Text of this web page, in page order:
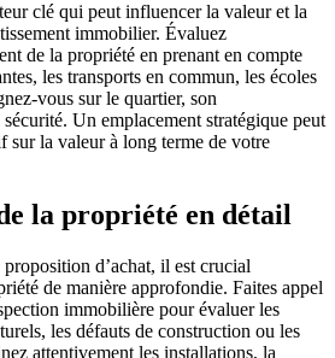
clé qui peut influencer la valeur et la
immobilier. Évaluez
de la propriété en prenant en compte
les transports en commun, les écoles
vous sur le quartier, son
Un emplacement stratégique peut
la valeur à long terme de votre
la propriété en détail
d’achat, il est crucial
de manière approfondie. Faites appel
immobilière pour évaluer les
les défauts de construction ou les
attentivement les installations, la